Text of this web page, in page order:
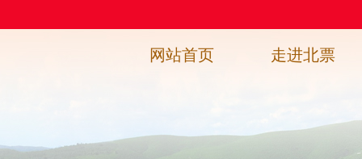
网站首页 走进北票